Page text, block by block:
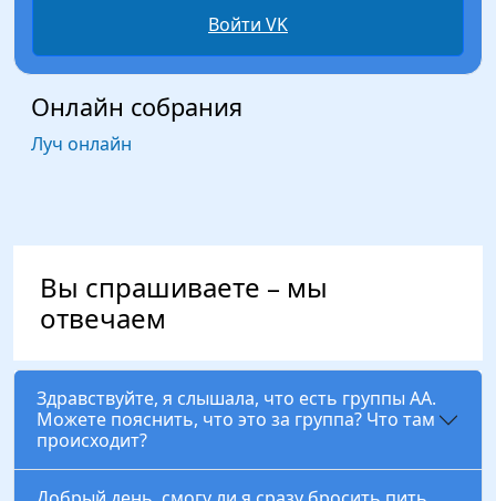
Войти VK
Онлайн собрания
Луч онлайн
Вы спрашиваете – мы
отвечаем
Здравствуйте, я слышала, что есть группы АА.
Можете пояснить, что это за группа? Что там
происходит?